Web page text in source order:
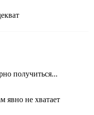
получиться...
явно не хватает